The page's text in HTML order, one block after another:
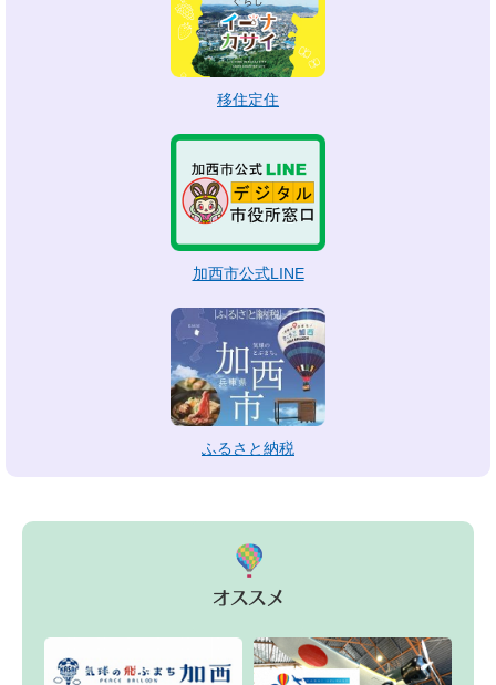
移住定住
加西市公式LINE
ふるさと納税